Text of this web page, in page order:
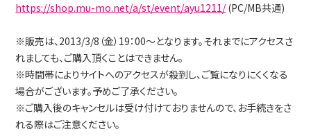
https://shop.mu-mo.net/a/st/event/ayu1211/(PC/MB共通)
※販売は、2013/3/8（金）19：00～となります。それまでにアクセスさ
れましても、ご購入頂くことはできません。
※時間帯によりサイトへのアクセスが殺到し、ご覧になりにくくなる
場合がございます。予めご了承ください。
※ご購入後のキャンセルは受け付けておりませんので、お手続きをさ
れる際はご注意ください。